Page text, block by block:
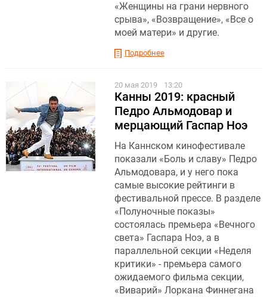
«Женщины на грани нервного
срыва», «Возвращение», «Все о
моей матери» и другие.
Подробнее
20 мая 2019 13:20
Канны 2019: красный
Педро Альмодовар и
мерцающий Гаспар Ноэ
На Каннском кинофестивале
показали «Боль и славу» Педро
Альмодовара, и у него пока
самые высокие рейтинги в
фестивальной прессе. В разделе
«Полуночные показы»
состоялась премьера «Вечного
света» Гаспара Ноэ, а в
параллельной секции «Неделя
критики» - премьера самого
ожидаемого фильма секции,
«Виварий» Лоркана Финнегана